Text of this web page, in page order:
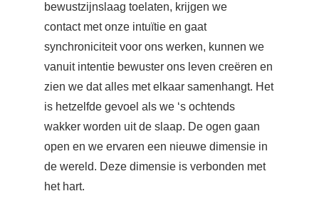
bewustzijnslaag toelaten, krijgen we
contact met onze intuïtie en gaat
synchroniciteit voor ons werken, kunnen we
vanuit intentie bewuster ons leven creëren en
zien we dat alles met elkaar samenhangt. Het
is hetzelfde gevoel als we ‘s ochtends
wakker worden uit de slaap. De ogen gaan
open en we ervaren een nieuwe dimensie in
de wereld. Deze dimensie is verbonden met
het hart.